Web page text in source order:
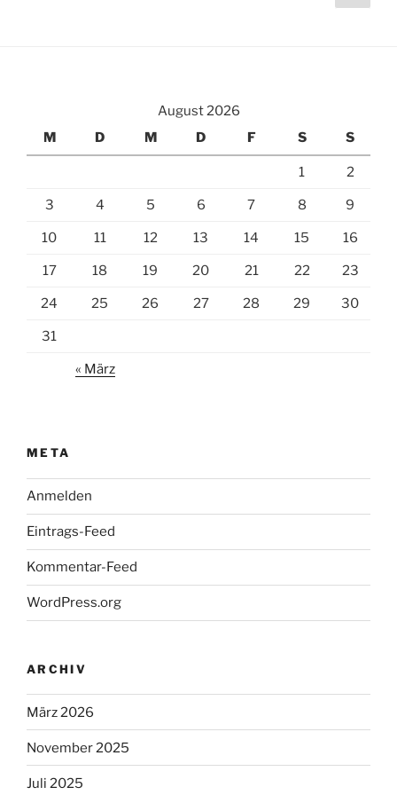
August 2026
M
D M D F S S
1 2
3 4 5 6 7 8 9
10 11 12 13 14 15 16
17 18 19 20 21 22 23
24 25 26 27 28 29 30
31
« März
META
Anmelden
Eintrags-Feed
Kommentar-Feed
WordPress.org
ARCHIV
März 2026
November 2025
Juli 2025